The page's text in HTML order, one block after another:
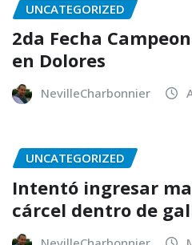
UNCATEGORIZED
2da Fecha
en Dolores
NevilleCharbonnier
UNCATEGORIZED
Intentó ingresar
cárcel dentro de